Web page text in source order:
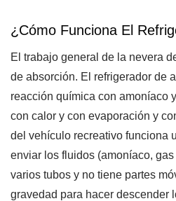
¿Cómo Funciona El
El trabajo general de la nevera
de absorción. El refrigerador de
reacción química con amoníaco
con calor y con evaporación y
del vehículo recreativo funciona
enviar los fluidos (amoníaco,
varios tubos y no tiene partes
gravedad para hacer descender